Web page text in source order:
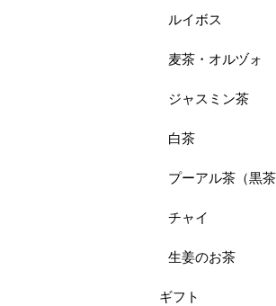
ルイボス
麦茶・オルヅォ
ジャスミン茶
白茶
プーアル茶（黒茶
チャイ
生姜のお茶
ギフト